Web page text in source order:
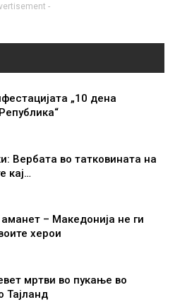
-
„10 дена
Вербата во татковината на
кај…
– Македонија не ги
херои
мртви во пукање во
Тајланд